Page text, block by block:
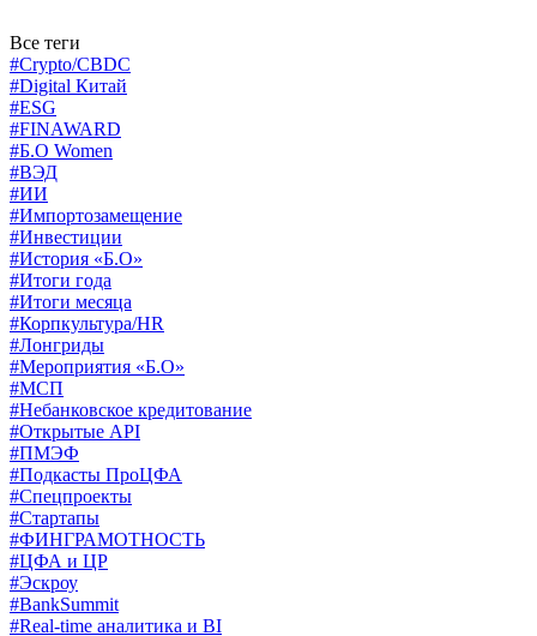
Все теги
#Crypto/CBDC
#Digital Китай
#ESG
#FINAWARD
#Б.О Women
#ВЭД
#ИИ
#Импортозамещение
#Инвестиции
#История «Б.О»
#Итоги года
#Итоги месяца
#Корпкультура/HR
#Лонгриды
#Мероприятия «Б.О»
#МСП
#Небанковское кредитование
#Открытые API
#ПМЭФ
#Подкасты ПроЦФА
#Спецпроекты
#Стартапы
#ФИНГРАМОТНОСТЬ
#ЦФА и ЦР
#Эскроу
#BankSummit
#Real-time аналитика и BI